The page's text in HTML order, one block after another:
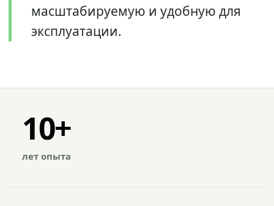
масштабируемую и удобную для
эксплуатации.
10+
лет опыта